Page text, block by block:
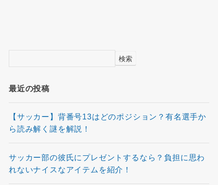
検索
最近の投稿
【サッカー】背番号13はどのポジション？有名選手か
ら読み解く謎を解説！
サッカー部の彼氏にプレゼントするなら？負担に思わ
れないナイスなアイテムを紹介！